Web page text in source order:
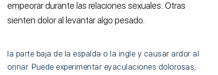
empeorar durante las relaciones sexuales. Otras
sienten dolor al levantar algo pesado.
la parte baja de la espalda o la ingle y causar ardor al
orinar. Puede experimentar eyaculaciones dolorosas,